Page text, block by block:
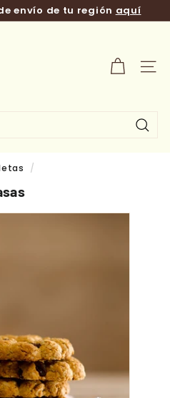
envío de tu región aquí
/